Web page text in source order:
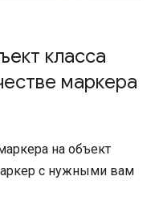
класса
маркера
на объект
с нужными вам